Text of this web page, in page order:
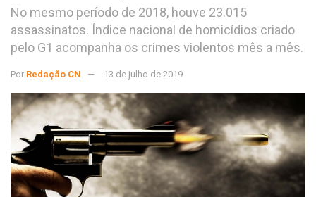
No mesmo período de 2018, houve 23.015
assassinatos. Índice nacional de homicídios criado
pelo G1 acompanha os crimes violentos mês a mês.
Por Redação CN 13 de julho de 2019